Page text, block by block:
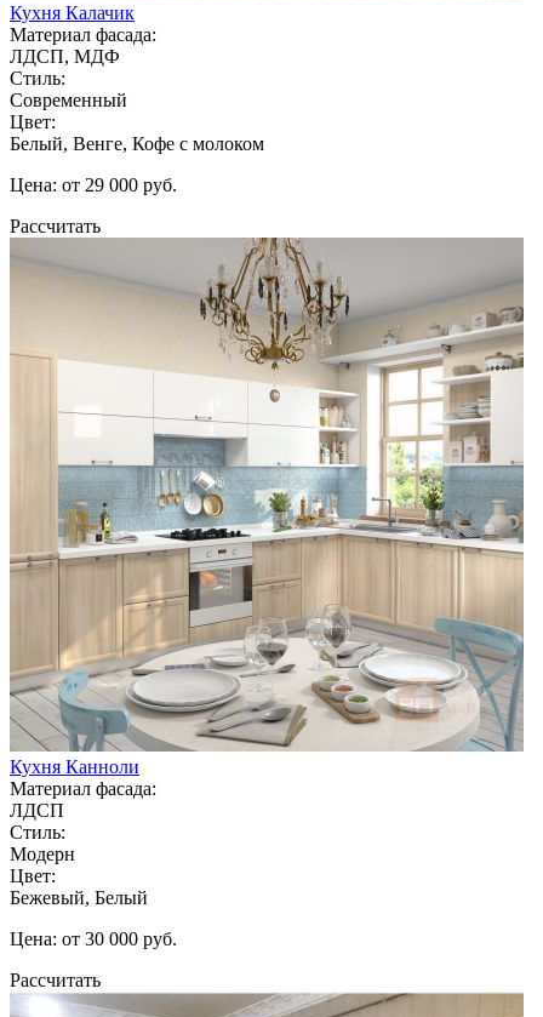
Кухня Калачик
Материал фасада:
ЛДСП, МДФ
Стиль:
Современный
Цвет:
Белый, Венге, Кофе с молоком
Цена: от 29 000 руб.
Рассчитать
Кухня Канноли
Материал фасада:
ЛДСП
Стиль:
Модерн
Цвет:
Бежевый, Белый
Цена: от 30 000 руб.
Рассчитать